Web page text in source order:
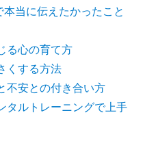
当に伝えたかったこと
る心の育て方
くする方法
安との付き合い方
ルトレーニングで上手